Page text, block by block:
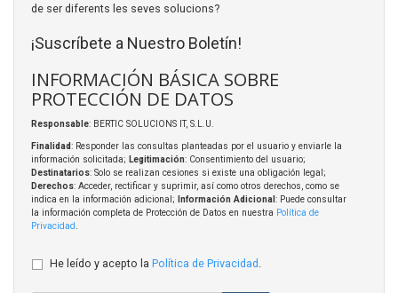
de ser diferents les seves solucions?
¡Suscríbete a Nuestro Boletín!
INFORMACIÓN BÁSICA SOBRE
PROTECCIÓN DE DATOS
Responsable: BERTIC SOLUCIONS IT, S.L.U.
Finalidad: Responder las consultas planteadas por el usuario y enviarle la
información solicitada; Legitimación: Consentimiento del usuario;
Destinatarios: Solo se realizan cesiones si existe una obligación legal;
Derechos: Acceder, rectificar y suprimir, así como otros derechos, como se
indica en la información adicional;
Información Adicional : Puede consultar
la información completa de Protección de Datos en nuestra Política de
Privacidad
He leído y acepto la Política de Privacidad